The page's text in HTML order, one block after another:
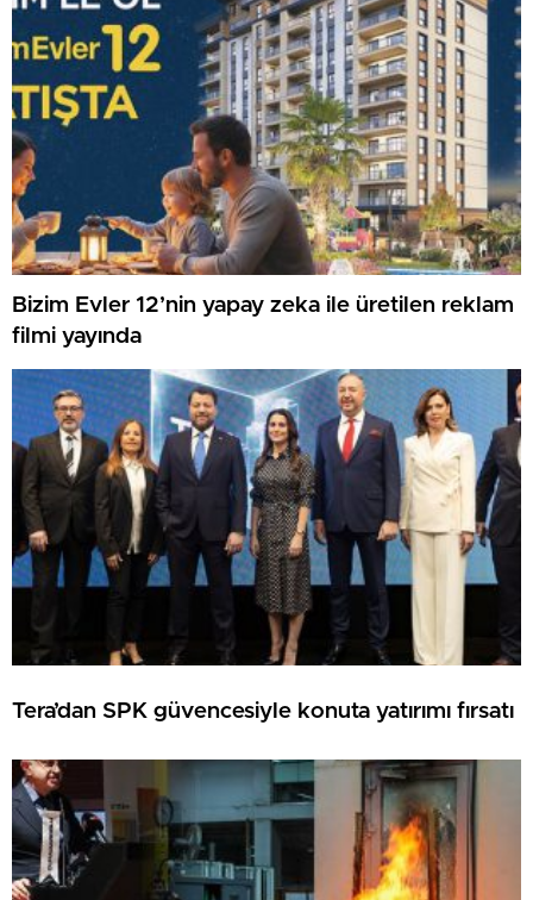
Bizim Evler 12’nin yapay zeka ile üretilen reklam
filmi yayında
Tera’dan SPK güvencesiyle konuta yatırımı fırsatı